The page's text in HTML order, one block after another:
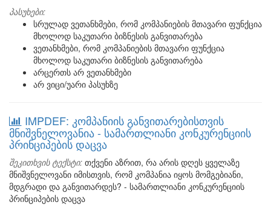
პასუხები:
სრულად ვეთანხმები, რომ კომპანიების მთავარი ფუნქცია
მხოლოდ საკუთარი ბიზნესის განვითარება
ვეთანხმები, რომ კომპანიების მთავარი ფუნქცია
მხოლოდ საკუთარი ბიზნესის განვითარება
არცერთს არ ვეთანხმები
არ ვიცი/უარი პასუხზე
IMPDEF: კომპანიის განვითარებისთვის
მნიშვნელოვანია - სამართლიანი კონკურენციის
პრინციპების დაცვა
შეკითხვის ტექსტი: თქვენი აზრით, რა არის დღეს ყველაზე
მნიშვნელოვანი იმისთვის, რომ კომპანია იყოს მომგებიანი,
მდგრადი და განვითარდეს? - სამართლიანი კონკურენციის
პრინციპების დაცვა